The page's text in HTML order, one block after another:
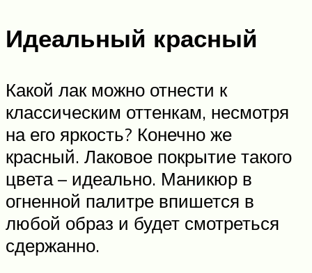
Идеальный красный
Какой лак можно отнести к
классическим оттенкам, несмотря
на его яркость? Конечно же
красный. Лаковое покрытие такого
цвета – идеально. Маникюр в
огненной палитре впишется в
любой образ и будет смотреться
сдержанно.